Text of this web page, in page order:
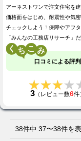
アーネストワンで注文住宅を
価格面をはじめ、耐震性や気
チェックしよう！保障やアフ
「みんなの工務店リサーチ」
く こ
口コミによる評判
3（レビュー数6件
38件中 37〜38件を